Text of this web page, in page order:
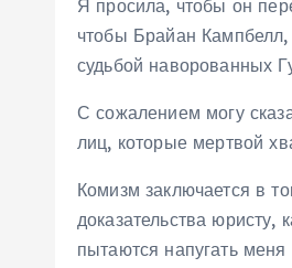
Я просила, чтобы он
чтобы Брайан
судьбой наворованных
С сожалением могу
лиц, которые мертвой
Комизм заключается в
доказательства юристу,
пытаются напугать